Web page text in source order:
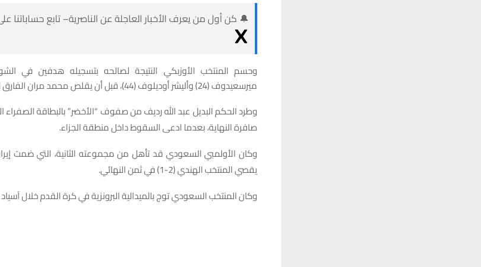
🔔 كن أول من يعرف الأخبار العاجلة عن الناصرية– تابع
وحسم المنتخب الأوزبكي النتيجة لصالحه بتسجيله هدفين في
ميرسعيدوف (24) وأليشر أوديلوف (44)، قبل أن يقلص محمد مران الفارق للأخضر في الدقيقة 65.
وطرد الحكم البديل عبد الله رديف من صفوف “الأخضر” بالبطاقة الصفراء
صافرة النهاية، بعدما ادعى السقوط داخل منطقة الجزاء.
وكان الأولمبي السعودي قد تأهل من مجموعته الثانية، التي ضمت
يقصي المنتخب الهندي (2-1) في ثمن النهائي.
وكان المنتخب السعودي توج بالميدالية البرونزية في كرة القدم خلال آسياد